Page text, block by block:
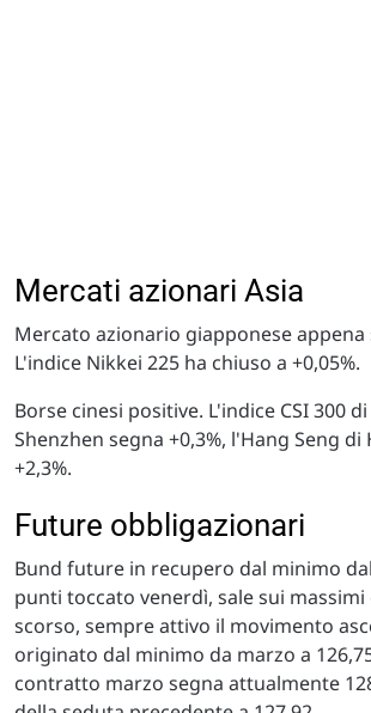
Mercati azionari Asia
Mercato azionario giapponese
L'indice Nikkei 225 ha chiuso a +0,05%.
Borse cinesi positive. L'indice CSI 300
Shenzhen segna +0,3%, l'Hang Seng di
+2,3%.
Future obbligazionari
Bund future in recupero dal minimo dal
punti toccato venerdì, sale sui
scorso, sempre attivo il movimento
originato dal minimo da marzo a
contratto marzo segna attualmente